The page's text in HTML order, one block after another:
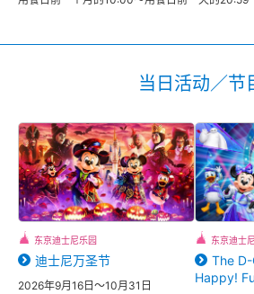
当日活动／节
东京迪士尼乐园
迪士尼万圣节
2026年9月16日～10月31日
东京迪士
The
Happy!